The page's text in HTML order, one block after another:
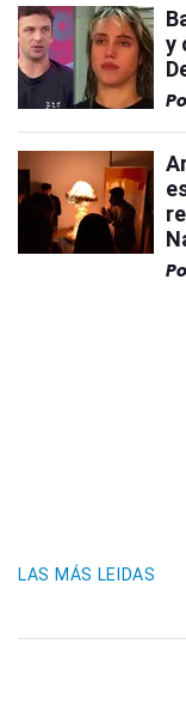
y
LAS MÁS LEIDAS